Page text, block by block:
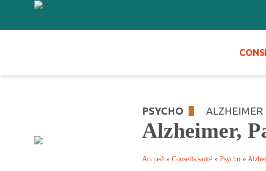
PSYCHO ALZHEIMER
Alzheimer,
Accueil »Conseils santé »Psycho »